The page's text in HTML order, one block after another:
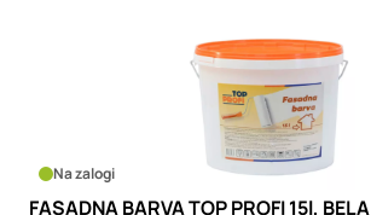
Na zalogi
FASADNA BARVA TOP PROFI 15l, BELA